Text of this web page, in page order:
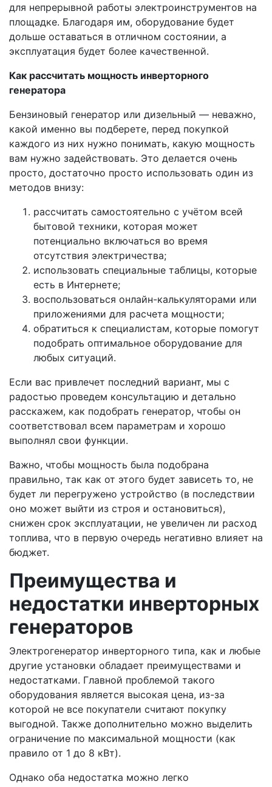
для непрерывной работы электроинструментов на
площадке. Благодаря им, оборудование будет
дольше оставаться в отличном состоянии, а
эксплуатация будет более качественной.
Как рассчитать мощность инверторного
генератора
Бензиновый генератор или дизельный — неважно,
какой именно вы подберете, перед покупкой
каждого из них нужно понимать, какую мощность
вам нужно задействовать. Это делается очень
просто, достаточно просто использовать один из
методов внизу:
рассчитать самостоятельно с учётом всей
бытовой техники, которая может
потенциально включаться во время
отсутствия электричества;
использовать специальные таблицы, которые
есть в Интернете;
воспользоваться онлайн-калькуляторами или
приложениями для расчета мощности;
обратиться к специалистам, которые помогут
подобрать оптимальное оборудование для
любых ситуаций.
Если вас привлечет последний вариант, мы с
радостью проведем консультацию и детально
расскажем, как подобрать генератор, чтобы он
соответствовал всем параметрам и хорошо
выполнял свои функции.
Важно, чтобы мощность была подобрана
правильно, так как от этого будет зависеть то, не
будет ли перегружено устройство (в последствии
оно может выйти из строя и остановиться),
снижен срок эксплуатации, не увеличен ли расход
топлива, что в первую очередь негативно влияет на
бюджет.
Преимущества и
недостатки инверторных
генераторов
Электрогенератор инверторного типа, как и любые
другие установки обладает преимуществами и
недостатками. Главной проблемой такого
оборудования является высокая цена, из-за
которой не все покупатели считают покупку
выгодной. Также дополнительно можно выделить
ограничение по максимальной мощности (как
правило от 1 до 8 кВт).
Однако оба недостатка можно легко